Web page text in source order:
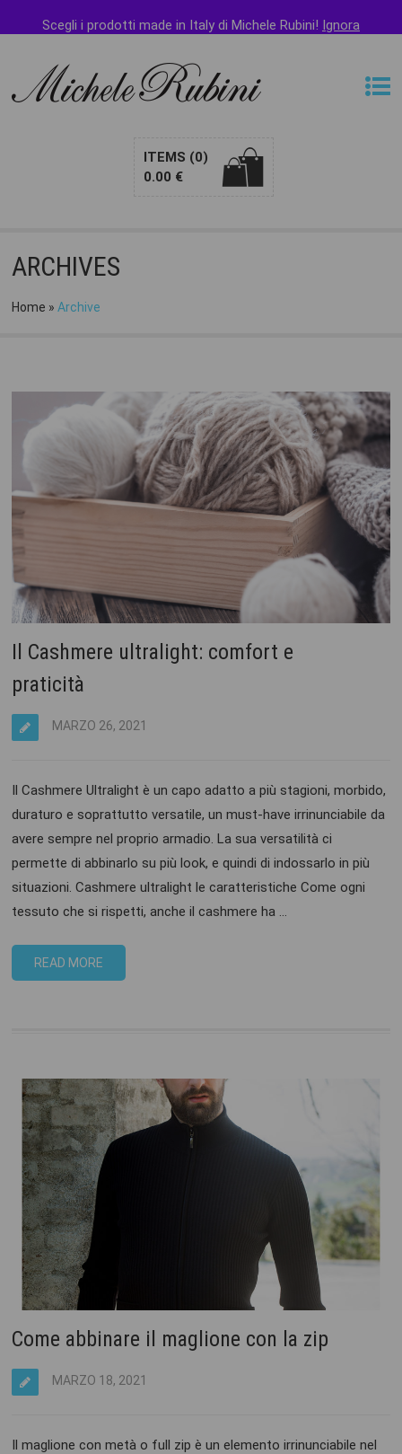
ITEMS (0)
0.00 €
ARCHIVES
Home »Archive
Il Cashmere ultralight: comfort e
praticità
MARZO 26, 2021
Il Cashmere Ultralight è un capo adatto a più stagioni, morbido,
duraturo e soprattutto versatile, un must-have irrinunciabile da
avere sempre nel proprio armadio. La sua versatilità ci
permette di abbinarlo su più look, e quindi di indossarlo in più
situazioni. Cashmere ultralight le caratteristiche Come ogni
tessuto che si rispetti, anche il cashmere ha …
READ MORE
Come abbinare il maglione con la zip
MARZO 18, 2021
Il maglione con metà o full zip è un elemento irrinunciabile nel
Scegli i prodotti made in Italy di Michele Rubini! Ignora